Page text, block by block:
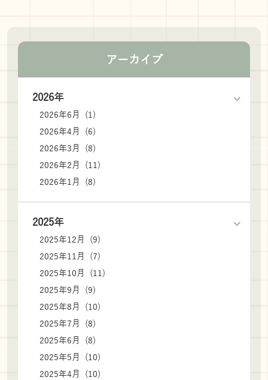
アーカイブ
2026年
2026年6月 (1)
2026年4月 (6)
2026年3月 (8)
2026年2月 (11)
2026年1月 (8)
2025年
2025年12月 (9)
2025年11月 (7)
2025年10月 (11)
2025年9月 (9)
2025年8月 (10)
2025年7月 (8)
2025年6月 (8)
2025年5月 (10)
2025年4月 (10)